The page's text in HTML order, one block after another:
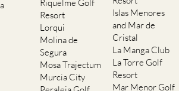
Riquelme Golf
Resort
Lorqui
Molina de
Segura
Mosa Trajectum
Murcia City
Islas Menores
and Mar de
Cristal
La Manga Club
La Torre Golf
Resort
Mar Menor Golf